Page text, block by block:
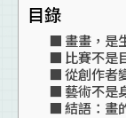
目錄
畫畫，是
比賽不是
從創作者
藝術不是
結語：畫